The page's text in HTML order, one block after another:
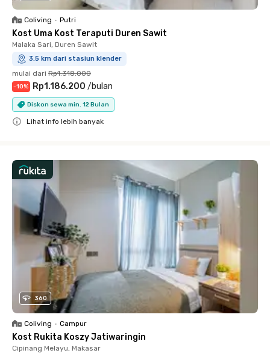
Coliving • Putri
Kost Uma Kost Teraputi Duren Sawit
Malaka Sari, Duren Sawit
3.5 km dari stasiun klender
mulai dari Rp1.318.000
-10% Rp1.186.200 /bulan
Diskon sewa min. 12 Bulan
Lihat info lebih banyak
360
Coliving • Campur
Kost Rukita Koszy Jatiwaringin
Cipinang Melayu, Makasar